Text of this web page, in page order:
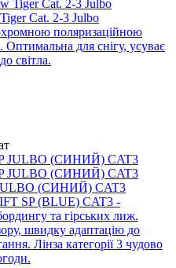
Cat. 2-3 Julbo
поляризаційною
для снігу, усуває
світла.
(СИНИЙ) CAT3
SP (BLUE) CAT3 -
та гірських лиж.
швидку адаптацію до
Лінза категорії 3 чудово